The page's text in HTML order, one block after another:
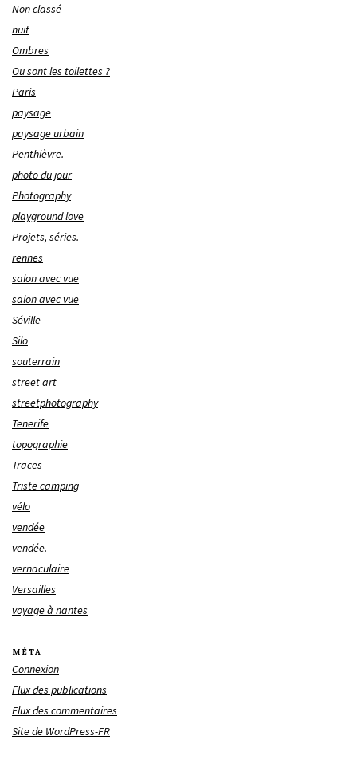
Non classé
nuit
Ombres
Ou sont les toilettes ?
Paris
paysage
paysage urbain
Penthièvre.
photo du jour
Photography
playground love
Projets, séries.
rennes
salon avec vue
salon avec vue
Séville
Silo
souterrain
street art
streetphotography
Tenerife
topographie
Traces
Triste camping
vélo
vendée
vendée.
vernaculaire
Versailles
voyage à nantes
MÉTA
Connexion
Flux des publications
Flux des commentaires
Site de WordPress-FR